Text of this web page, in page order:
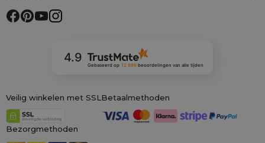
4.9
Gebaseerd op 12 886 beoordelingenvan alle tijden
Veilig winkelen met SSL Betaalmethoden
Bezorgmethoden